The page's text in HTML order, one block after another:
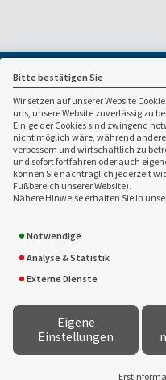
Bitte bestätigen Sie
Wir setzen auf unserer Website
uns, unsere Website zuverlässig zu
Einige der Cookies sind zwingend
nicht möglich wäre, während
verbessern und wirtschaftlich zu
und sofort fortfahren oder auch
können Sie nachträglich jederzeit
Fußbereich unserer Website).
Nähere Hinweise erhalten Sie in
Notwendige
Analyse & Statistik
Externe Dienste
Eigene
Einstellungen
Werner Brücklmayer
Steyrerweg 11
93049 Regensburg
Konzeption, technische